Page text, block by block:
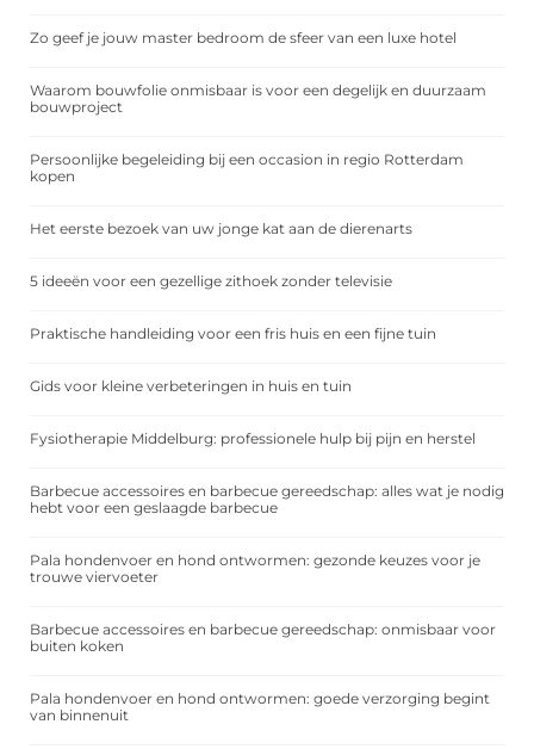
Zo geef je jouw master bedroom de sfeer van een luxe hotel
Waarom bouwfolie onmisbaar is voor een degelijk en duurzaam
bouwproject
Persoonlijke begeleiding bij een occasion in regio Rotterdam
kopen
Het eerste bezoek van uw jonge kat aan de dierenarts
5 ideeën voor een gezellige zithoek zonder televisie
Praktische handleiding voor een fris huis en een fijne tuin
Gids voor kleine verbeteringen in huis en tuin
Fysiotherapie Middelburg: professionele hulp bij pijn en herstel
Barbecue accessoires en barbecue gereedschap: alles wat je nodig
hebt voor een geslaagde barbecue
Pala hondenvoer en hond ontwormen: gezonde keuzes voor je
trouwe viervoeter
Barbecue accessoires en barbecue gereedschap: onmisbaar voor
buiten koken
Pala hondenvoer en hond ontwormen: goede verzorging begint
van binnenuit